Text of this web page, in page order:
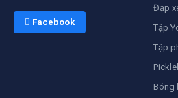
 Facebook
Đạp
Tập
Tập
Bóng